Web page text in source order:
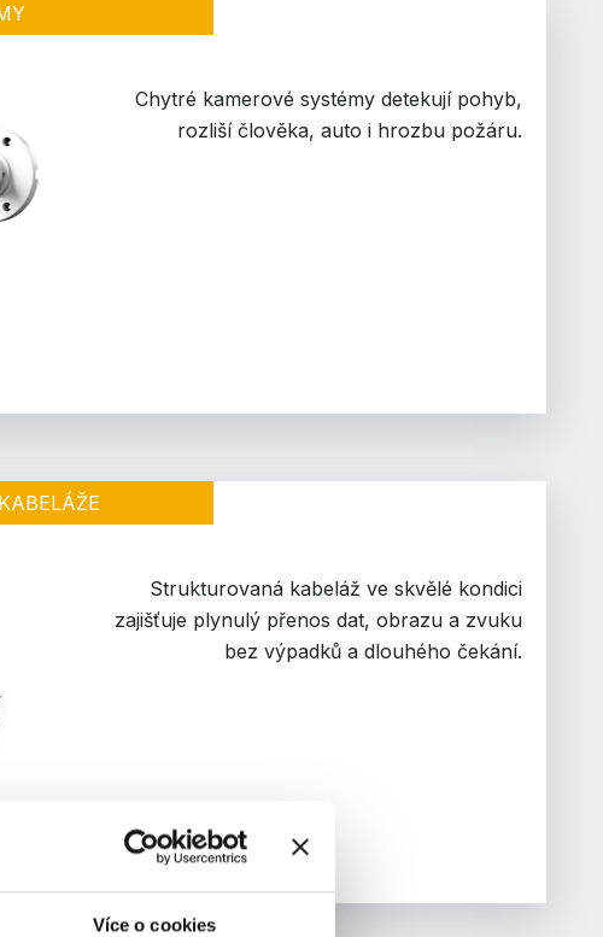
Více o cookies
Chytré kamerové systémy detekují pohyb,
rozliší člověka, auto i hrozbu požáru.
Strukturovaná kabeláž ve skvělé kondici
zajišťuje plynulý přenos dat, obrazu a zvuku
bez výpadků a dlouhého čekání.